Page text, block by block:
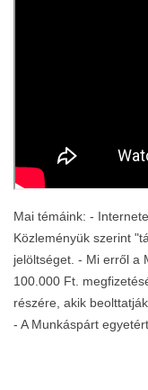
Mai témáink: -
Közleményük szerint
jelöltséget. - Mi erről a
100.000 Ft.
részére, akik
- A Munkáspárt